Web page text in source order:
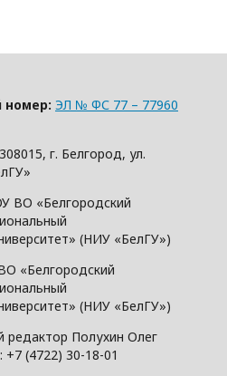
номер: ЭЛ № ФС 77 – 77960
г. Белгород, ул.
ВО «Белгородский
(НИУ «БелГУ»)
«Белгородский
(НИУ «БелГУ»)
редактор Полухин Олег
(4722) 30-18-01